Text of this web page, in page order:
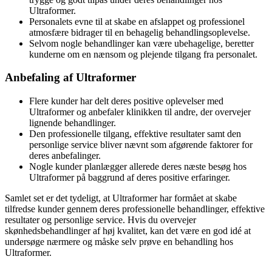
Ultraformer.
Personalets evne til at skabe en afslappet og professionel
atmosfære bidrager til en behagelig behandlingsoplevelse.
Selvom nogle behandlinger kan være ubehagelige, beretter
kunderne om en nænsom og plejende tilgang fra personalet.
Anbefaling af Ultraformer
Flere kunder har delt deres positive oplevelser med
Ultraformer og anbefaler klinikken til andre, der overvejer
lignende behandlinger.
Den professionelle tilgang, effektive resultater samt den
personlige service bliver nævnt som afgørende faktorer for
deres anbefalinger.
Nogle kunder planlægger allerede deres næste besøg hos
Ultraformer på baggrund af deres positive erfaringer.
Samlet set er det tydeligt, at Ultraformer har formået at skabe
tilfredse kunder gennem deres professionelle behandlinger, effektive
resultater og personlige service. Hvis du overvejer
skønhedsbehandlinger af høj kvalitet, kan det være en god idé at
undersøge nærmere og måske selv prøve en behandling hos
Ultraformer.